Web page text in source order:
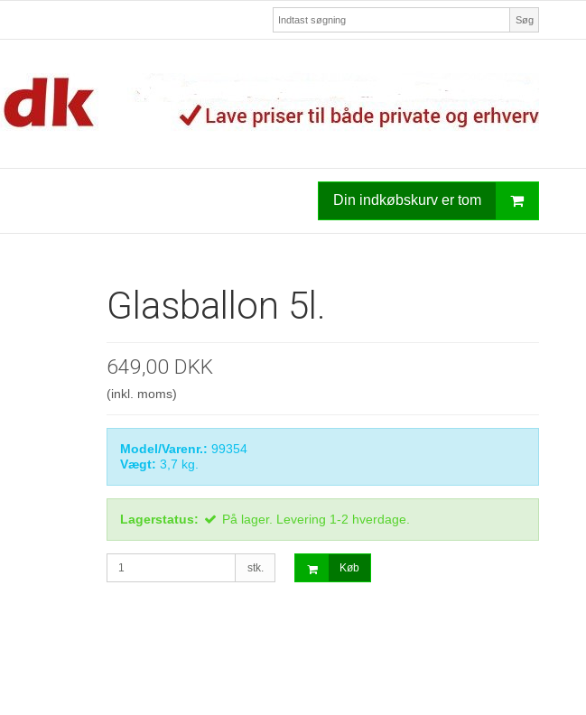
Søg
Din indkøbskurv er tom
Glasballon 5l.
649,00 DKK
(inkl. moms)
Model/Varenr.: 99354
Vægt: 3,7 kg.
Lagerstatus: På lager. Levering 1-2 hverdage.
stk. Køb